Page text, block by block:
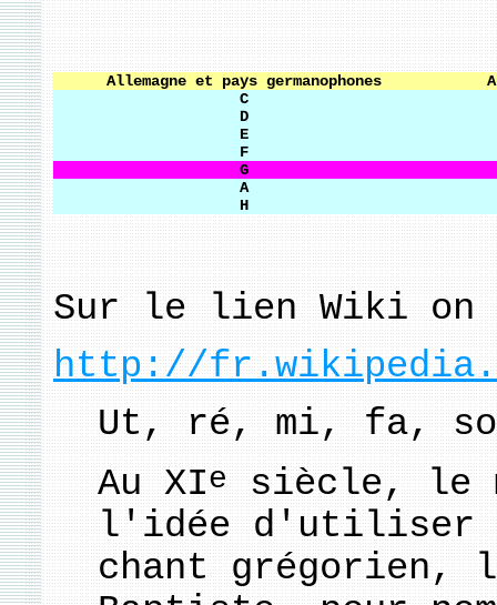
Allemagne et pays germanophones
C
D
E
F
G
A
H
Sur le lien Wiki
http://
Ut, ré, mi, fa,
Au XIesiècle, le
l'idée d'utiliser
chant grégorien,